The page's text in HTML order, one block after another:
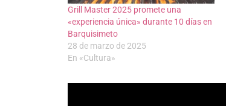
Grill Master 2025 promete una
«experiencia única» durante 10 días en
Barquisimeto
28 de marzo de 2025
En «Cultura»